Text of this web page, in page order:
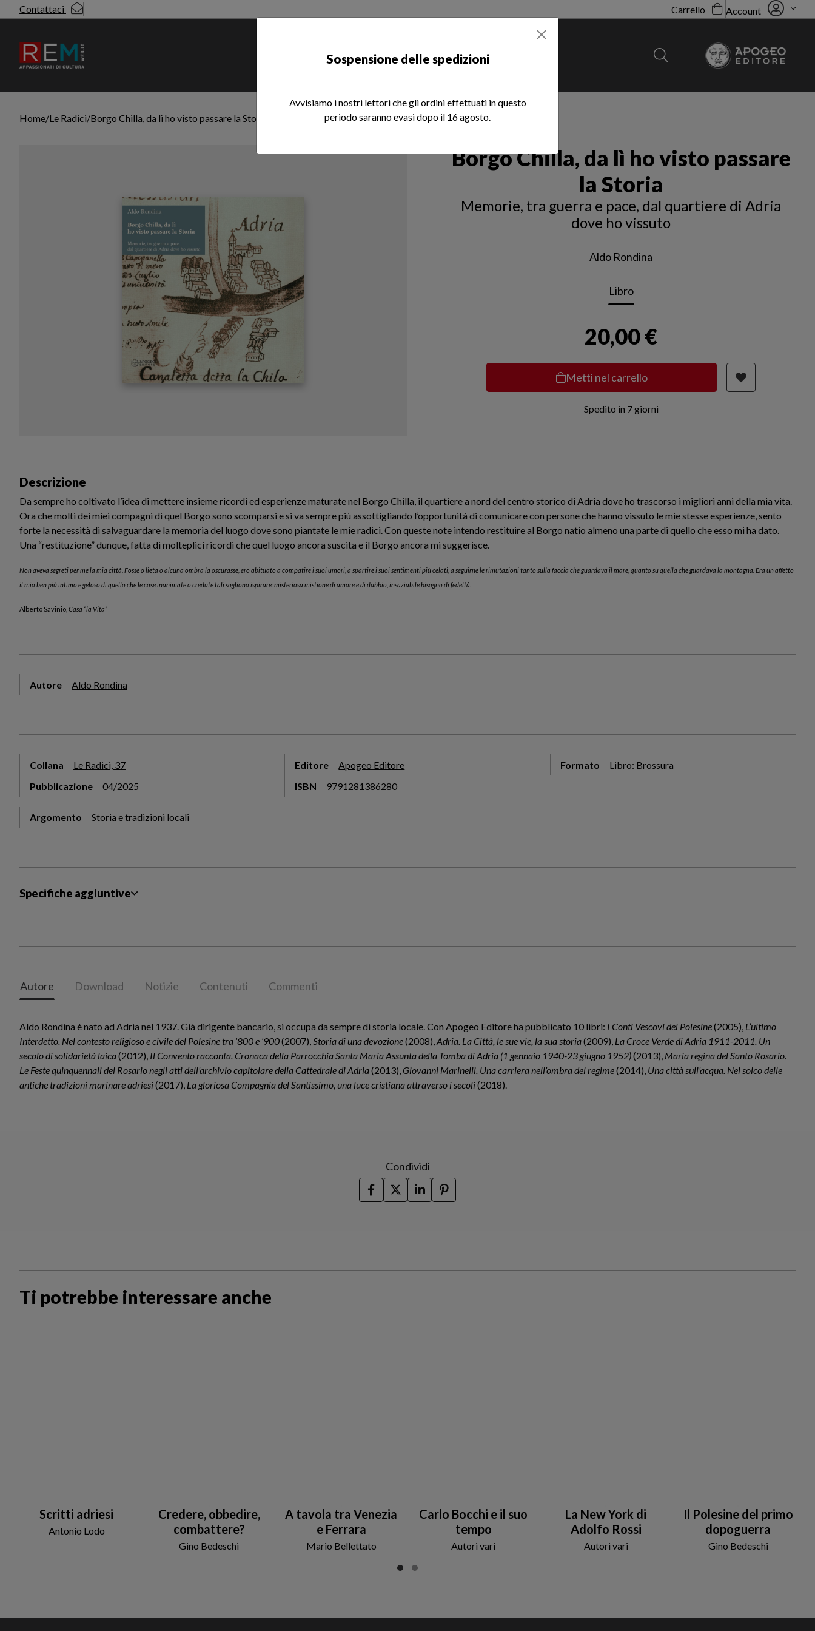
Contattaci Carrello Account
Libri Rivista REM Chi siamo
Home Le Radici Borgo Chilla, da lì ho visto passare la Storia
Borgo Chilla, da lì ho visto passare
la Storia
Memorie, tra guerra e pace, dal quartiere di Adria
dove ho vissuto
Aldo Rondina
Libro
20,00 €
Metti nel carrello
Spedito in 7 giorni
Descrizione
Da sempre ho coltivato l’idea di mettere insieme ricordi ed esperienze maturate nel Borgo Chilla, il quartiere a nord del centro storico di Adria dove ho trascorso i migliori anni della mia vita.
Ora che molti dei miei compagni di quel Borgo sono scomparsi e si va sempre più assottigliando l’opportunità di comunicare con persone che hanno vissuto le mie stesse esperienze, sento
forte la necessità di salvaguardare la memoria del luogo dove sono piantate le mie radici. Con queste note intendo restituire al Borgo natio almeno una parte di quello che esso mi ha dato.
Una “restituzione” dunque, fatta di molteplici ricordi che quel luogo ancora suscita e il Borgo ancora mi suggerisce.
Non aveva segreti per me la mia città. Fosse o lieta o alcuna ombra la oscurasse, ero abituato a compatire i suoi umori, a spartire i suoi sentimenti più celati, a seguirne le rimutazioni tanto sulla faccia che guardava il mare, quanto su quella che guardava la montagna. Era un affetto
il mio ben più intimo e geloso di quello che le cose inanimate o credute tali sogliono ispirare: misteriosa mistione di amore e di dubbio, insaziabile bisogno di fedeltà.
Alberto Savinio, Casa “la Vita”
Autore Aldo Rondina
Collana Le Radici, 37 Editore Apogeo Editore Formato
Libro: Brossura
Pubblicazione
04/2025 ISBN 9791281386280
Argomento Storia e tradizioni locali
Specifiche aggiuntive
Autore Download Notizie Contenuti Commenti
Aldo Rondina è nato ad Adria nel 1937. Già dirigente bancario, si occupa da sempre di storia locale. Con Apogeo Editore ha pubblicato 10 libri: I Conti Vescovi del Polesine(2005), L’ultimo
Interdetto. Nel contesto religioso e civile del Polesine tra ‘800 e ‘900(2007), Storia di una devozione(2008), Adria. La Città, le sue vie, la sua storia(2009), La Croce Verde di Adria 1911-2011. Un
secolo di solidarietà laica(2012), Il Convento racconta. Cronaca della Parrocchia Santa Maria Assunta della Tomba di Adria (1 gennaio 1940-23 giugno 1952)(2013), Maria regina del Santo Rosario.
Le Feste quinquennali del Rosario negli atti dell’archivio capitolare della Cattedrale di Adria(2013), Giovanni Marinelli. Una carriera nell’ombra del regime(2014), Una città sull’acqua. Nel solco delle
antiche tradizioni marinare adriesi(2017), La gloriosa Compagnia del Santissimo, una luce cristiana attraverso i secoli(2018).
Condividi
Ti potrebbe interessare anche
Scritti adriesi
Antonio Lodo
Credere, obbedire,
combattere?
Gino Bedeschi
A tavola tra Venezia
e Ferrara
Mario Bellettato
Carlo Bocchi e il suo
tempo
Autori vari
La New York di
Adolfo Rossi
Autori vari
Il Polesine del primo
dopoguerra
Gino Bedeschi
Sospensione delle spedizioni
Avvisiamo i nostri lettori che gli ordini effettuati in questo
periodo saranno evasi dopo il 16 agosto.